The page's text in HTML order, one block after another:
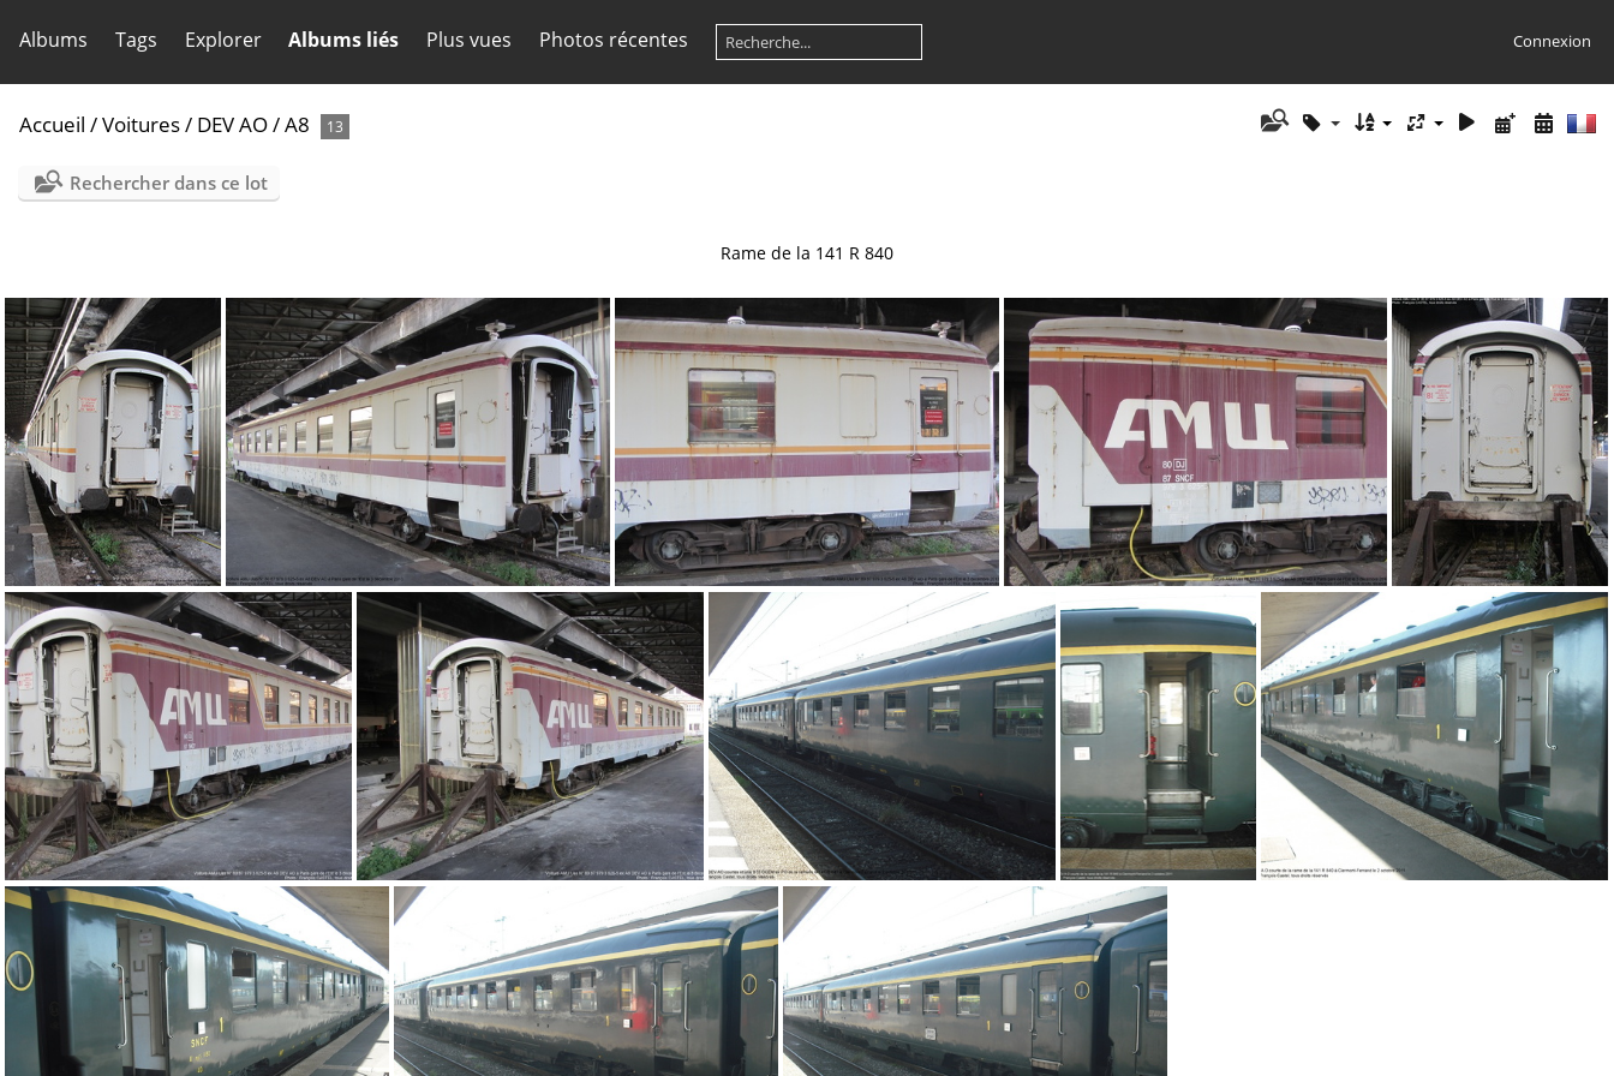
Albums Tags Explorer Albums liés Plus vues Photos récentes Connexion
Accueil /Voitures/ DEV AO/A8 13
Rechercher dans ce lot
Rame de la 141 R 840
IMG 4303 IMG 4302 IMG 4301 IMG 4298 IMG 4297
IMG 4296 IMG 4295 DSCF8926 DSCF8924